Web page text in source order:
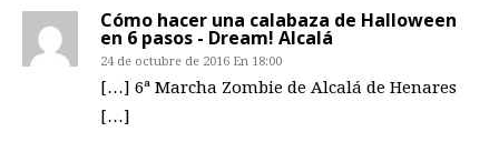
Cómo hacer una calabaza de Halloween
en 6 pasos - Dream! Alcalá
24 de octubre de 2016 En 18:00
[…] 6ª Marcha Zombie de Alcalá de Henares
[…]